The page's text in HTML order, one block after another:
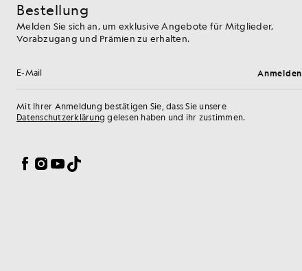
Bestellung
Melden Sie sich an, um exklusive Angebote für Mitglieder,
Vorabzugang und Prämien zu erhalten.
E-Mail-Adresse Anmelden
Mit Ihrer Anmeldung bestätigen Sie, dass Sie unsere
Datenschutzerklärung gelesen haben und ihr zustimmen.
Facebook
Instagram
YouTube
TikTok